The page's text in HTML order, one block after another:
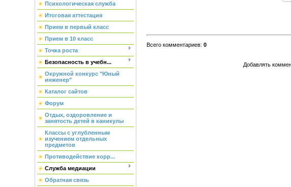
Психологическая служба
Итоговая аттестация
Прием в первый класс
Прием в 10 класс
Точка роста
Безопасность в учебн...
Окружной конкурс "Юный
инженер"
Каталог сайтов
Форум
Отдых, оздоровление и
занятость детей в каникулы
Классы с углубленным
изучением отдельных
предметов
Противодействие корр...
Служба медиации
Обратная связь
Всего комментариев: 0
Добавлять